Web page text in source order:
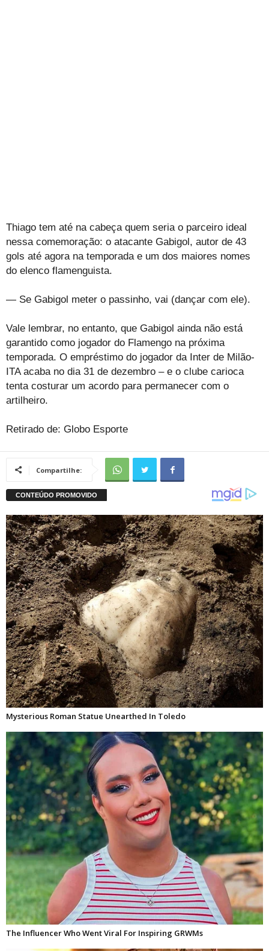
Thiago tem até na cabeça quem seria o parceiro ideal
nessa comemoração: o atacante Gabigol, autor de 43
gols até agora na temporada e um dos maiores nomes
do elenco flamenguista.
— Se Gabigol meter o passinho, vai (dançar com ele).
Vale lembrar, no entanto, que Gabigol ainda não está
garantido como jogador do Flamengo na próxima
temporada. O empréstimo do jogador da Inter de Milão-
ITA acaba no dia 31 de dezembro – e o clube carioca
tenta costurar um acordo para permanecer com o
artilheiro.
Retirado de: Globo Esporte
Compartilhe: